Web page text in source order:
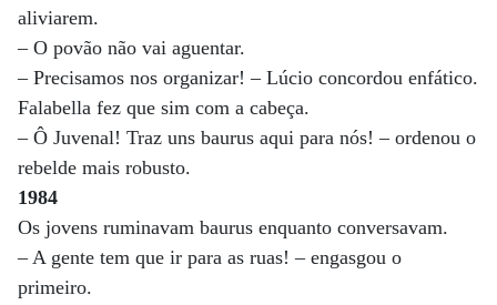
aliviarem.
– O povão não vai aguentar.
– Precisamos nos organizar! – Lúcio concordou enfático.
Falabella fez que sim com a cabeça.
– Ô Juvenal! Traz uns baurus aqui para nós! – ordenou o
rebelde mais robusto.
1984
Os jovens ruminavam baurus enquanto conversavam.
– A gente tem que ir para as ruas! – engasgou o
primeiro.